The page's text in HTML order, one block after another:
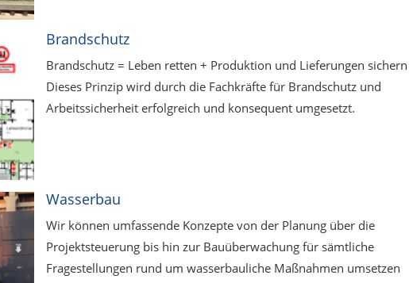
Brandschutz
Brandschutz = Leben retten + Produktion und Lieferungen sichern
Dieses Prinzip wird durch die Fachkräfte für Brandschutz und
Arbeitssicherheit erfolgreich und konsequent umgesetzt.
Wasserbau
Wir können umfassende Konzepte von der Planung über die
Projektsteuerung bis hin zur Bauüberwachung für sämtliche
Fragestellungen rund um wasserbauliche Maßnahmen umsetzen